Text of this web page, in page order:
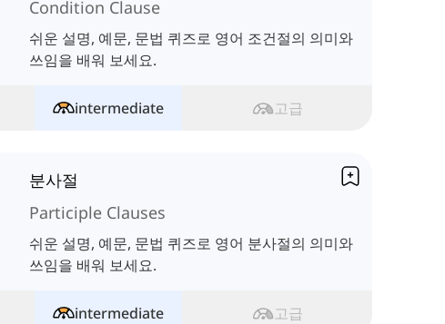
Condition Clause
쉬운 설명, 예문, 문법 퀴즈로 영어 조건절의 의미와
쓰임을 배워 보세요.
intermediate 고급
분사절
Participle Clauses
쉬운 설명, 예문, 문법 퀴즈로 영어 분사절의 의미와
쓰임을 배워 보세요.
intermediate 고급